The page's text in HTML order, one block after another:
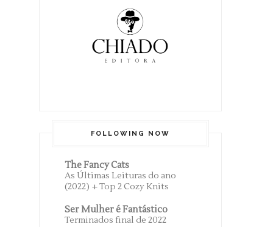
FOLLOWING NOW
The Fancy Cats
As Últimas Leituras do ano
(2022) + Top 2 Cozy Knits
Ser Mulher é Fantástico
Terminados final de 2022